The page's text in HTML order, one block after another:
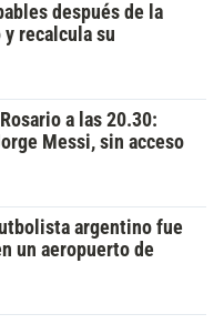
después de la
recalcula su
a las 20.30:
Messi, sin acceso
argentino fue
un aeropuerto de